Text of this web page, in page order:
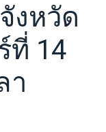
งหวัด
ที่ 14
า